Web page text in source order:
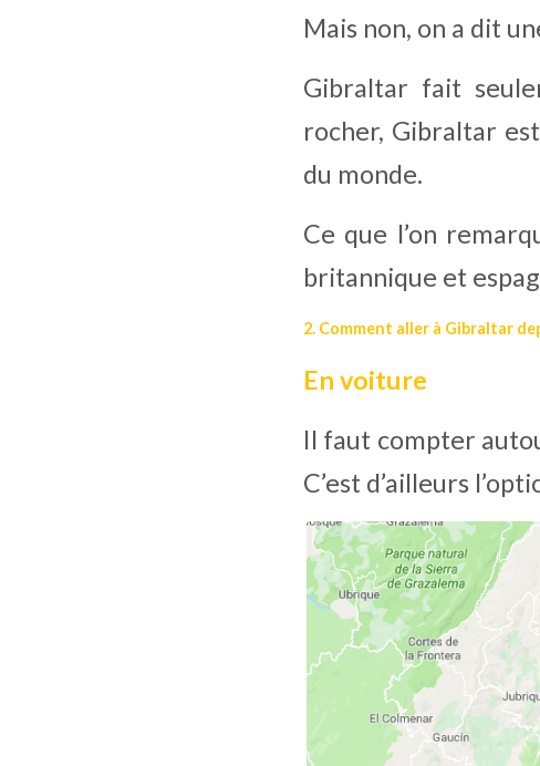
Mais non, on a dit
Gibraltar fait
rocher, Gibraltar
du monde.
Ce que l’on
britannique et
2. Comment aller à Gibraltar
En voiture
Il faut compter
C’est d’ailleurs